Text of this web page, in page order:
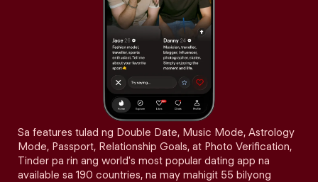
Sa features tulad ng Double Date, Music Mode, Astrology
Mode, Passport, Relationship Goals, at Photo Verification,
Tinder pa rin ang world's most popular dating app na
available sa 190 countries, na may mahigit 55 bilyong